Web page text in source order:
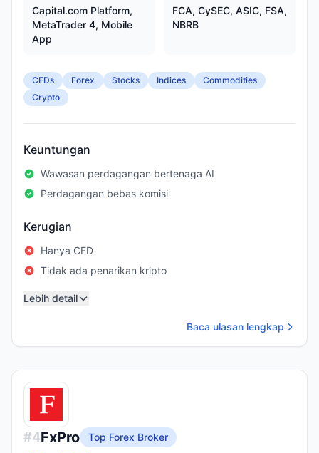
Capital.com Platform,
MetaTrader 4, Mobile
App
FCA, CySEC, ASIC, FSA,
NBRB
CFDs Forex Stocks Indices
Commodities
Crypto
Keuntungan
Wawasan perdagangan bertenaga AI
Perdagangan bebas komisi
Kerugian
Hanya CFD
Tidak ada penarikan kripto
Lebih detail
Baca ulasan lengkap
#4FxPro
Top Forex Broker